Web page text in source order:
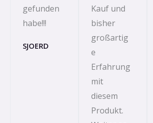
gefunden
habe!!!
SJOERD
Kauf und
bisher
großartig
e
Erfahrung
mit
diesem
Produkt.